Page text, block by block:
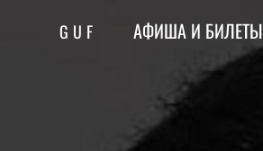
GUF АФИША И БИЛЕТЫ